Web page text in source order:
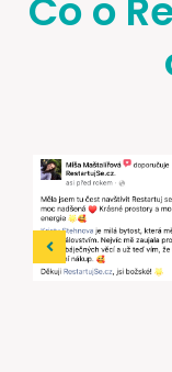
Co o